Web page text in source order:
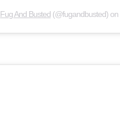
Fug And Busted (@fugandbusted) on